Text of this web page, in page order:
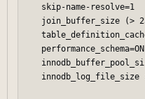
   skip-name-resolve=1
join_buffer_size (>
   performance_schema=ON
innodb_log_file_size